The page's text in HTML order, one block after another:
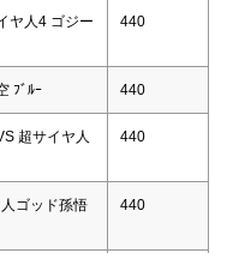
ヤ人4 ゴジー
440
ﾌﾞﾙｰ 440
超サイヤ人
440
ゴッド孫悟
440